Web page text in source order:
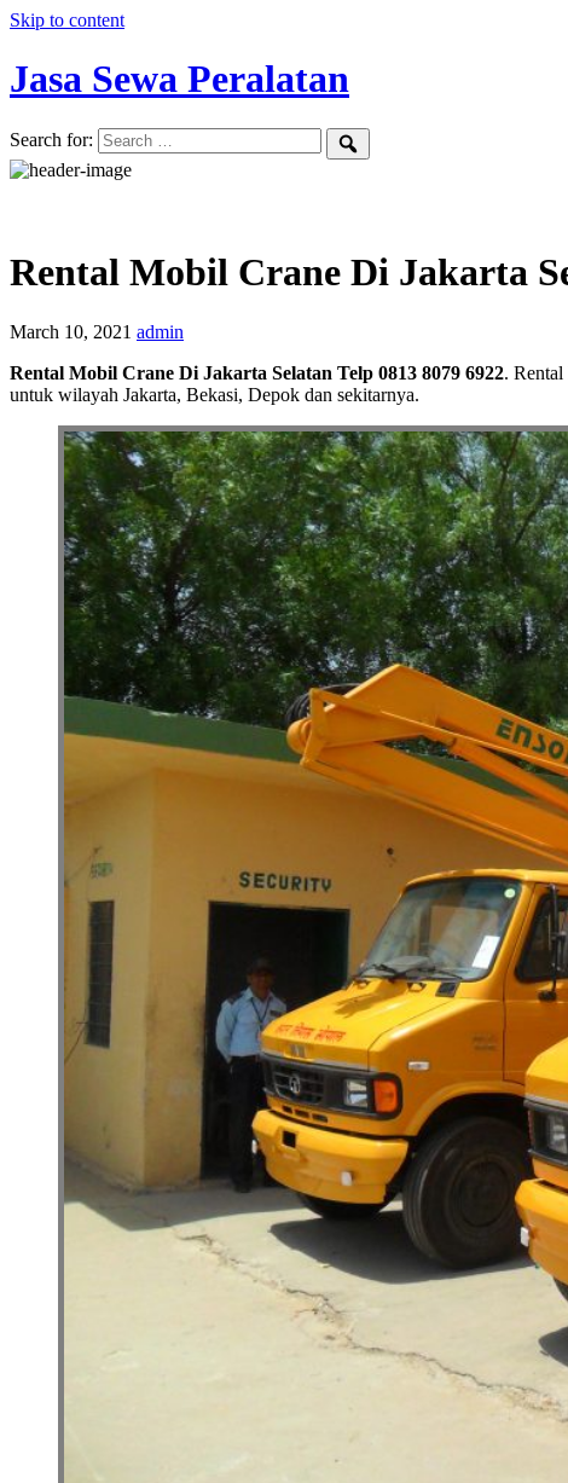
Skip to content
Jasa Sewa Peralatan
Search for:
Rental Mobil Crane Di Jakarta
March 10, 2021 admin
Rental Mobil Crane Di Jakarta Selatan Telp 0813 8079 6922.
untuk wilayah Jakarta, Bekasi, Depok dan sekitarnya.